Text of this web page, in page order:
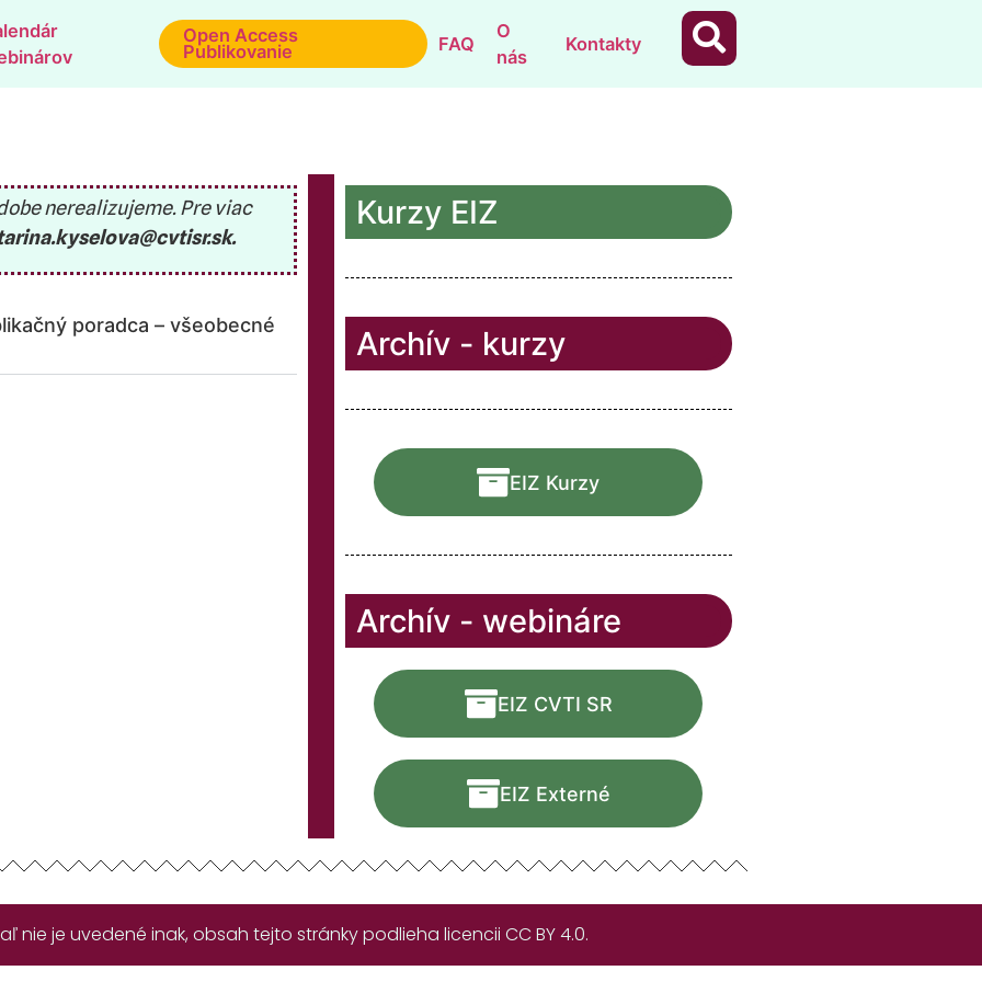
Open Access
Publikovanie FAQ
O
nás
Kontakty
nerealizujeme. Pre viac
poradca – všeobecné
Kurzy EIZ
Archív - kurzy
EIZ Kurzy
Archív - webináre
EIZ CVTI SR
EIZ Externé
nie je uvedené inak, obsah tejto stránky podlieha licencii CC BY 4.0.